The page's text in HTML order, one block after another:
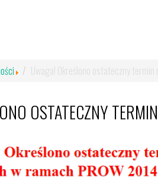
Uwaga! Określono ostateczny termin
OSTATECZNY